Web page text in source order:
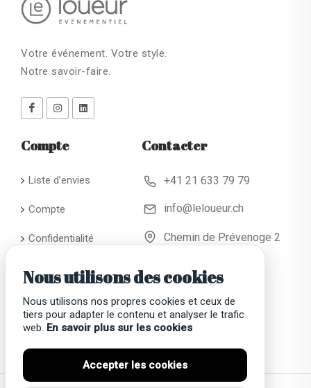
Votre événement. Votre style.
Notre savoir-faire.
Compte
Liste d’envies
Compte
Confidentialité
générales de
location
Faqs
Contacter
+41 21 633 79 79
info@leloueur.ch
Chemin de Prévenoge 2
Nous utilisons des cookies
Nous utilisons nos propres cookies et ceux de
tiers pour adapter le contenu et analyser le trafic
web. En savoir plus sur les cookies
Accepter les cookies